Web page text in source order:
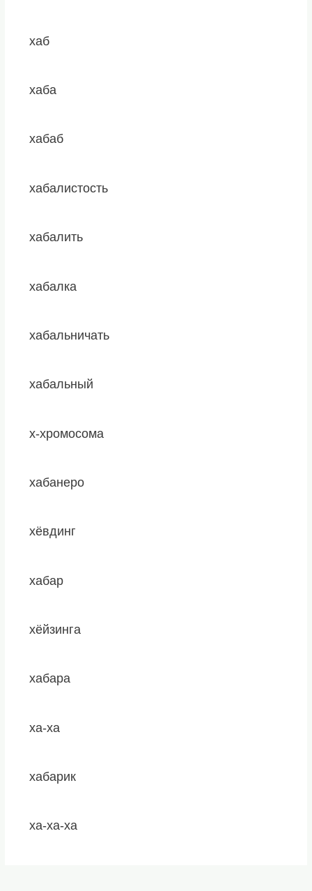
хаб
хаба
хабаб
хабалистость
хабалить
хабалка
хабальничать
хабальный
х-хромосома
хабанеро
хёвдинг
хабар
хёйзинга
хабара
ха-ха
хабарик
ха-ха-ха